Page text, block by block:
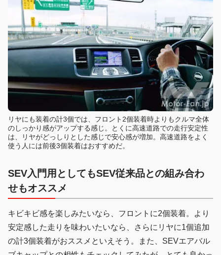
リヤにも装着の計3個では、フロント2個装着時よりもクルマ全体
のしっかり感がアップする感じ。とくに高速道路での走行安定性
は、リヤがどっしりとした感じで安心感が増加。高速道路をよく
使う人には前後3個装着はおすすめだ。
SEV入門用としてもSEV従来品との組み合わ
せもオススメ
キビキビ感を楽しみたいなら、フロントに2個装着。より
安定感した走りを味わいたいなら、さらにリヤに1個追加
の計3個装着がおススメといえそう。また、SEVエアバル